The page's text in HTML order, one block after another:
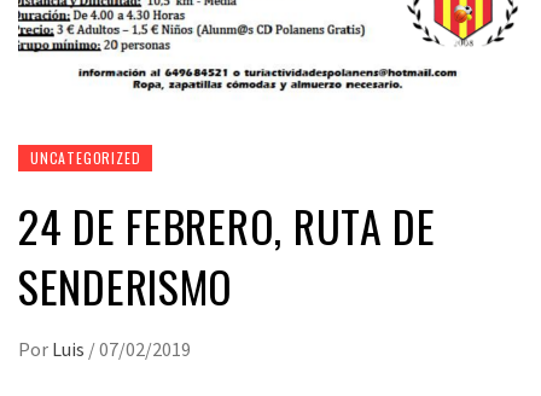
UNCATEGORIZED
24 DE FEBRERO, RUTA DE
SENDERISMO
Por Luis /07/02/2019